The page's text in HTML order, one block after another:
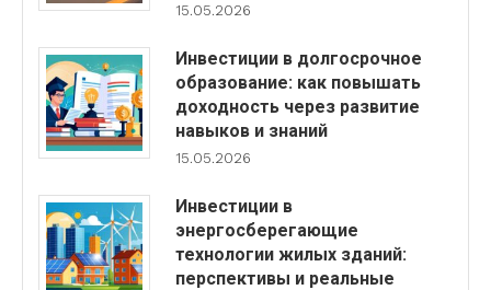
15.05.2026
Инвестиции в долгосрочное
образование: как повышать
доходность через развитие
навыков и знаний
15.05.2026
Инвестиции в
энергосберегающие
технологии жилых зданий:
перспективы и реальные